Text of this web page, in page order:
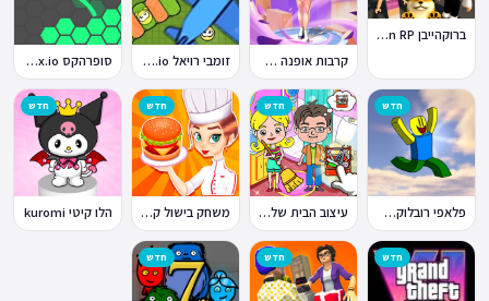
ברוקהייבן Brookhaven RP
קרבות אופנה Fashion Battle זומבי רויאל ZombsRoyale.io סופרהקס Superhex.io
חדש
פלאפי רובלוקס Flappy Roblox
חדש
עיצוב הבית של טוקה בוקה
חדש
משחק בישול קדחת הבישול Cooking Fever
חדש
הלו קיטי kuromi
חדש חדש חדש